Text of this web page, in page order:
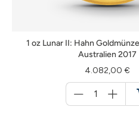
1 oz Lunar II: Hahn
Australien 2017
4.082,00 €
für
Warenkorb